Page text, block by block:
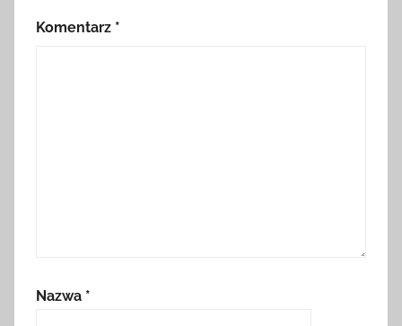
Komentarz *
Nazwa *